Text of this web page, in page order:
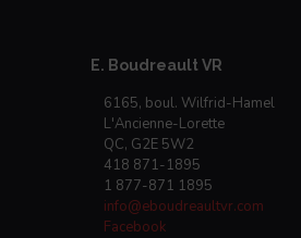
E. Boudreault VR
6165, boul. Wilfrid-Hamel
L'Ancienne-Lorette
QC, G2E 5W2
418 871-1895
1 877-871 1895
info@eboudreaultvr.com
Facebook